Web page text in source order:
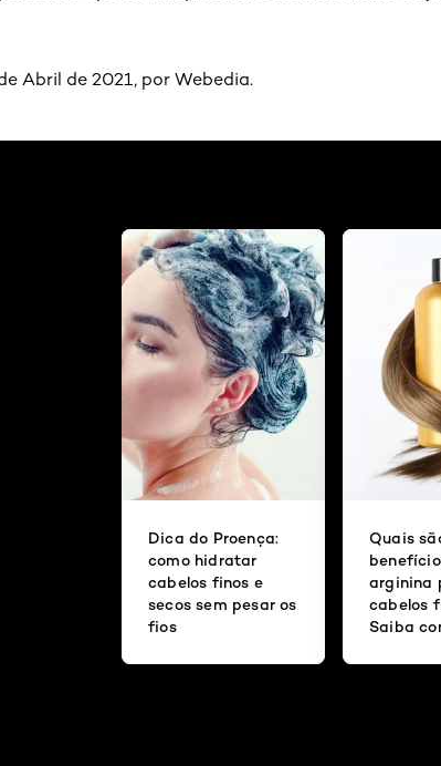
Abril de 2021, por Webedia.
Dica do Proença:
como hidratar
cabelos finos e
secos sem pesar os
fios
Quais
arginina
cabelos
Saiba
fios